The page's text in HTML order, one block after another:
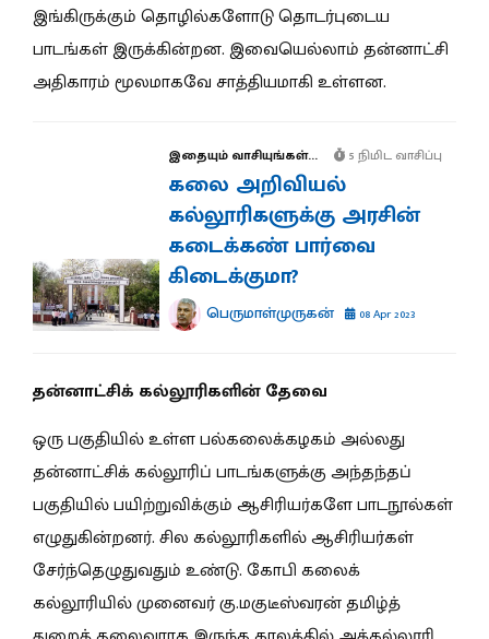
இங்கிருக்கும் தொழில்களோடு தொடர்புடைய
பாடங்கள் இருக்கின்றன. இவையெல்லாம் தன்னாட்சி
அதிகாரம் மூலமாகவே சாத்தியமாகி உள்ளன.
இதையும் வாசியுங்கள்... 5 நிமிட வாசிப்பு
கலை அறிவியல்
கல்லூரிகளுக்கு அரசின்
கடைக்கண் பார்வை
கிடைக்குமா?
பெருமாள்முருகன் 08 Apr 2023
தன்னாட்சிக் கல்லூரிகளின் தேவை
ஒரு பகுதியில் உள்ள பல்கலைக்கழகம் அல்லது
தன்னாட்சிக் கல்லூரிப் பாடங்களுக்கு அந்தந்தப்
பகுதியில் பயிற்றுவிக்கும் ஆசிரியர்களே பாடநூல்கள்
எழுதுகின்றனர். சில கல்லூரிகளில் ஆசிரியர்கள்
சேர்ந்தெழுதுவதும் உண்டு. கோபி கலைக்
கல்லூரியில் முனைவர் கு.மகுடீஸ்வரன் தமிழ்த்